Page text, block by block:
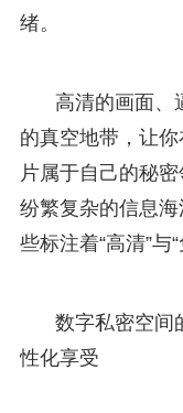
绪。
高清的画面、
的真空地带，让
片属于自己的秘
纷繁复杂的信息
些标注着“高清”与“
数字私密空
性化享受